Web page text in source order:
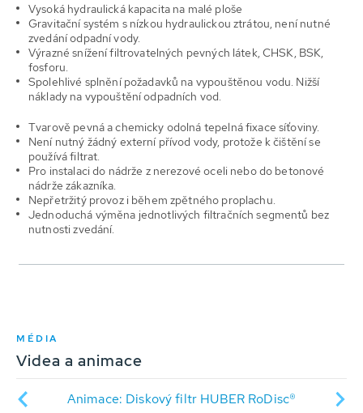
Vysoká hydraulická kapacita na malé ploše
Gravitační systém s nízkou hydraulickou ztrátou, není nutné
zvedání odpadní vody.
Výrazné snížení filtrovatelných pevných látek, CHSK, BSK,
fosforu.
Spolehlivé splnění požadavků na vypouštěnou vodu. Nižší
náklady na vypouštění odpadních vod.
Tvarově pevná a chemicky odolná tepelná fixace síťoviny.
Není nutný žádný externí přívod vody, protože k čištění se
používá filtrat.
Pro instalaci do nádrže z nerezové oceli nebo do betonové
nádrže zákazníka.
Nepřetržitý provoz i během zpětného proplachu.
Jednoduchá výměna jednotlivých filtračních segmentů bez
nutnosti zvedání.
MÉDIA
Videa a animace
Animace: Diskový filtr HUBER RoDisc®